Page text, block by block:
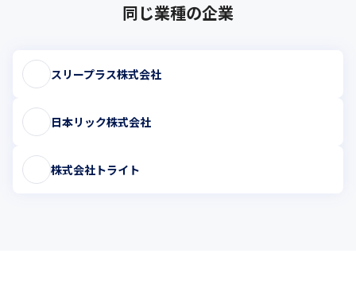
同じ業種の企業
スリープラス株式会社
日本リック株式会社
株式会社トライト